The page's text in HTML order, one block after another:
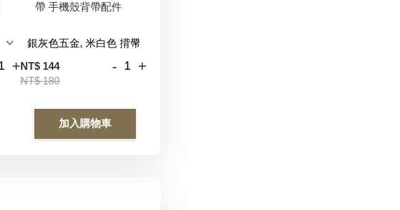
+
帶 手機殼背帶配件
NT$ 144
NT$ 180
- +
加入購物車